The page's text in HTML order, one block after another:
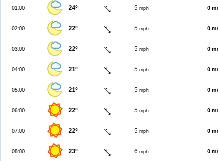
01:00 24º 5 mph 0
02:00 22º 5 mph 0
03:00 22º 5 mph 0
04:00 21º 5 mph 0
05:00 21º 5 mph 0
06:00 22º 5 mph 0
07:00 22º 5 mph 0
08:00 23º 6 mph 0